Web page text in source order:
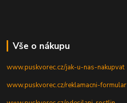
Vše o nákupu
www.puskvorec.cz/jak-u-nas-nakupvat
www.puskvorec.cz/reklamacni-formular